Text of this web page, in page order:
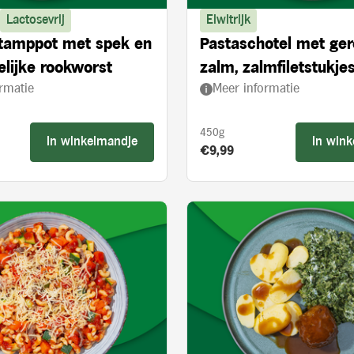
Lactosevrij
met spek en
rookworst
In winkelmandje
Eiwitrijk
Pastaschotel met
zalm,
en spinazie
Meer informatie
450g
Product prijs:
€9,99
In